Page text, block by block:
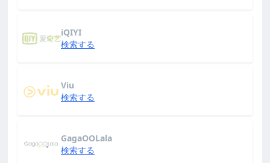
iQIYI
検索する
Viu
検索する
GagaOOLala
検索する